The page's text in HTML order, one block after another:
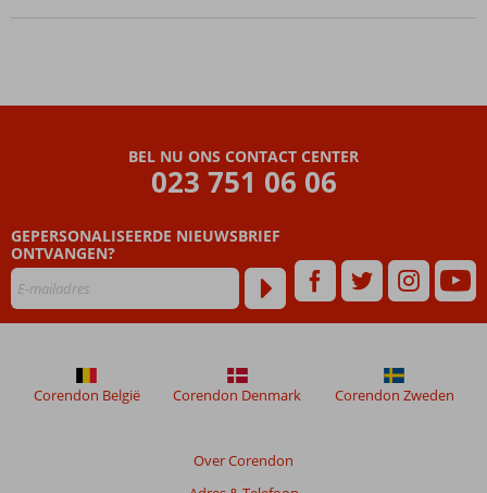
voordelig
BEL NU ONS CONTACT CENTER
023 751 06 06
GEPERSONALISEERDE NIEUWSBRIEF
ONTVANGEN?
Over Corendon
Corendon België Corendon Denmark Corendon Zweden